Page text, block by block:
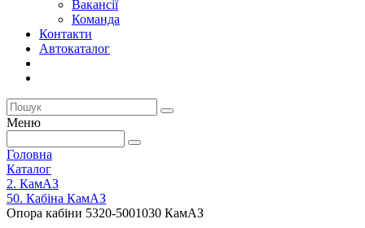
Вакансії
Команда
Контакти
Автокаталог
Меню
Головна
Каталог
2. КамАЗ
50. Кабіна КамАЗ
Опора кабіни 5320-5001030 КамАЗ